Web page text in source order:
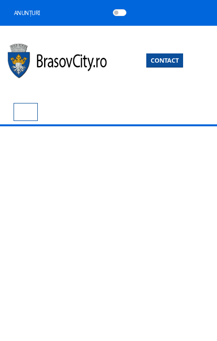
ANUNȚURI
CONTACT